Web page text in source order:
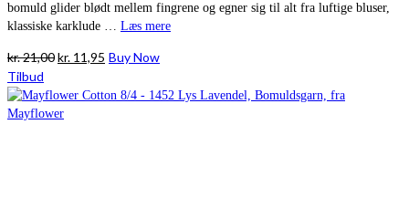
bomuld glider blødt mellem fingrene og egner sig til alt fra luftige bluser,
klassiske karklude … Læs mere
kr.21,00Den
pris
var:
kr. 11,95 Den
pris
Buy Now
Tilbud